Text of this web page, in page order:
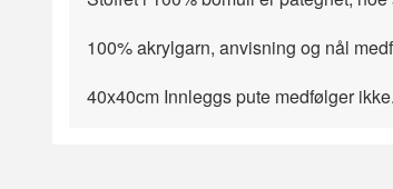
100% akrylgarn, anvisning og nål
40x40cm Innleggs pute medfølger